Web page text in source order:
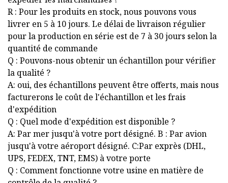
R : Pour les produits en stock, nous pouvons vous
livrer en 5 à 10 jours. Le délai de livraison régulier
pour la production en série est de 7 à 30 jours selon la
quantité de commande
Q : Pouvons-nous obtenir un échantillon pour vérifier
la qualité ?
A: oui, des échantillons peuvent être offerts, mais nous
facturerons le coût de l'échantillon et les frais
d'expédition
Q : Quel mode d'expédition est disponible ?
A: Par mer jusqu'à votre port désigné. B : Par avion
jusqu'à votre aéroport désigné. C:Par exprès (DHL,
UPS, FEDEX, TNT, EMS) à votre porte
Q : Comment fonctionne votre usine en matière de